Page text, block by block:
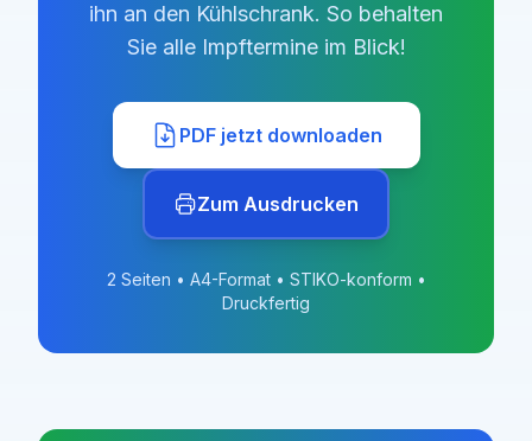
ihn an den Kühlschrank. So behalten
Sie alle Impftermine im Blick!
PDF jetzt downloaden
Zum Ausdrucken
2 Seiten • A4-Format • STIKO-konform •
Druckfertig